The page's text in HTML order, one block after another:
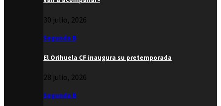
30 julio, 2026
Segunda B
El Orihuela CF inaugura su pretemporada
28 julio, 2026
Segunda B